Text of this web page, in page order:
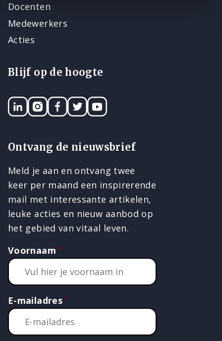
Docenten
Medewerkers
Acties
Blijf op de hoogte
LinkedINInstagram
Facebook
TwitterYouTube
Ontvang de nieuwsbrief
Meld je aan en ontvang twee
keer per maand een inspirerende
mail met interessante artikelen,
leuke acties en nieuw aanbod op
het gebied van vitaal leven.
Voornaam
E-mailadres